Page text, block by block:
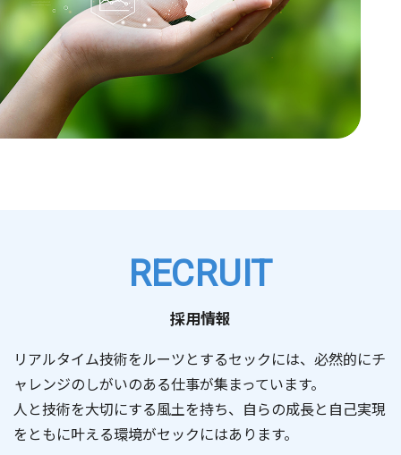
RECRUIT
採用情報
リアルタイム技術をルーツとするセックには、必然的にチ
ャレンジのしがいのある仕事が集まっています。
人と技術を大切にする風土を持ち、自らの成長と自己実現
をともに叶える環境がセックにはあります。